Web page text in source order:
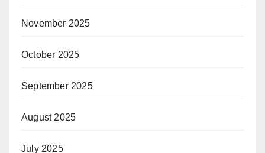
November 2025
October 2025
September 2025
August 2025
July 2025